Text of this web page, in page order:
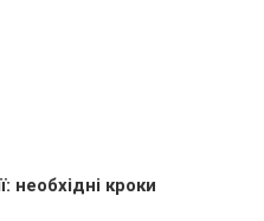
необхідні кроки